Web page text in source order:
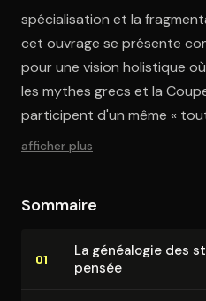
spécialisation et la
cet ouvrage se présente
pour une vision holistique
les mythes grecs et la
participent d'un même «
évaluer la mise en pratique
afficher plus
Sommaire
01
La généalogie des
pensée